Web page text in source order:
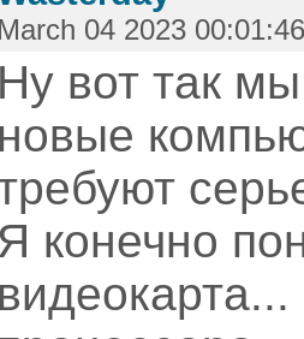
March 04 2023 00:01:46
Ну вот так
новые
Я конечно